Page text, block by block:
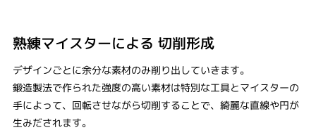
熟練マイスターによる ​切削形成
デザインごとに余分な素材のみ削り出していきます。
鍛造製法で作られた強度の高い素材は特別な工具とマイスターの
手によって、回転させながら切削することで、綺麗な直線や円が
生みだされます。